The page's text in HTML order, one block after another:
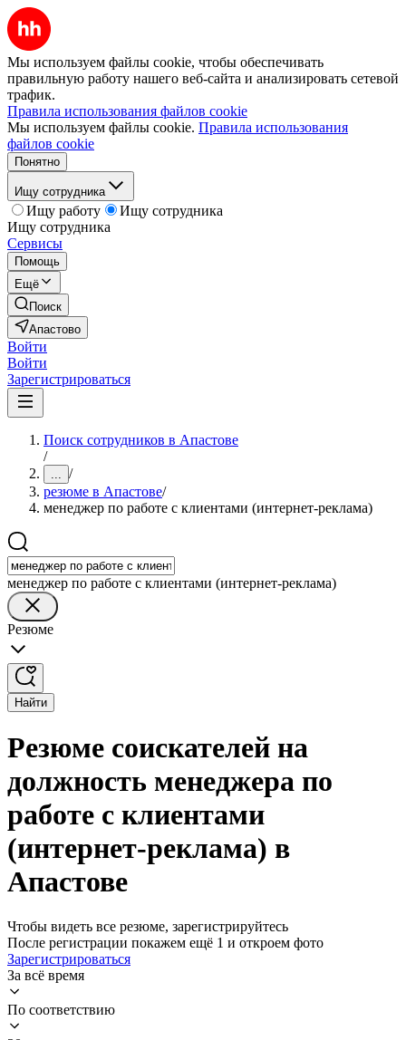
Мы используем файлы cookie, чтобы обеспечивать
правильную работу нашего веб-сайта и анализировать сетевой
трафик.
Правила использования файлов cookie
Мы используем файлы cookie. Правила использования
файлов cookie
Понятно
Ищу сотрудника
Ищу работу
Ищу сотрудника
Ищу сотрудника
Сервисы
Помощь
Ещё
Поиск
Апастово
Войти
Войти
Зарегистрироваться
Поиск сотрудников в Апастове
/
... /
резюме в Апастове/
менеджер по работе с клиентами (интернет-реклама)
менеджер по работе с клиентами (интернет-реклама)
Резюме
Найти
Резюме соискателей на
должность менеджера по
работе с клиентами
(интернет-реклама) в
Апастове
Чтобы видеть все резюме, зарегистрируйтесь
После регистрации покажем ещё 1 и откроем фото
Зарегистрироваться
За всё время
По соответствию